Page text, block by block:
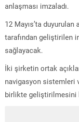
anlaşması imzaladı.
12 Mayıs’ta
tarafından geliştirilen
sağlayacak.
İki şirketin ortak
navigasyon sistemleri
birlikte geliştirilmesini